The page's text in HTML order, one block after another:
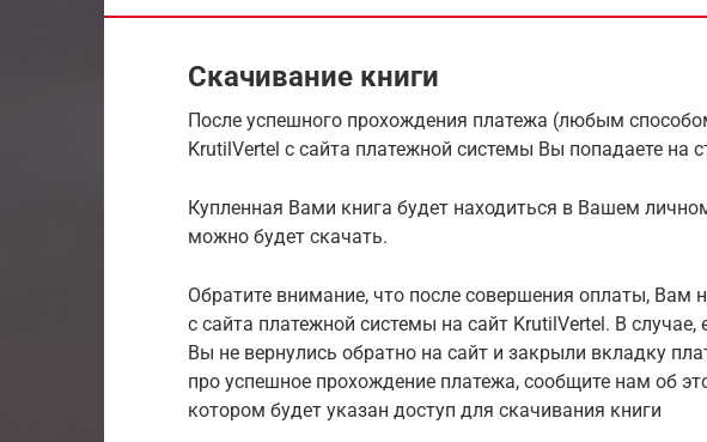
Скачивание книги
После успешного прохождения платежа (любым
KrutilVertel с сайта платежной системы Вы попадаете на
Купленная Вами книга будет находиться в Вашем
можно будет скачать.
Обратите внимание, что после совершения оплаты, Вам
с сайта платежной системы на сайт KrutilVertel. В
Вы не вернулись обратно на сайт и закрыли вкладку
про успешное прохождение платежа, сообщите нам об
котором будет указан доступ для скачивания книги